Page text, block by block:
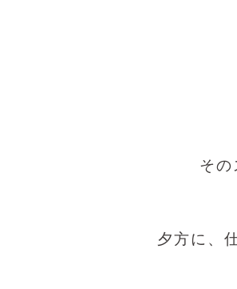
その
夕方に、